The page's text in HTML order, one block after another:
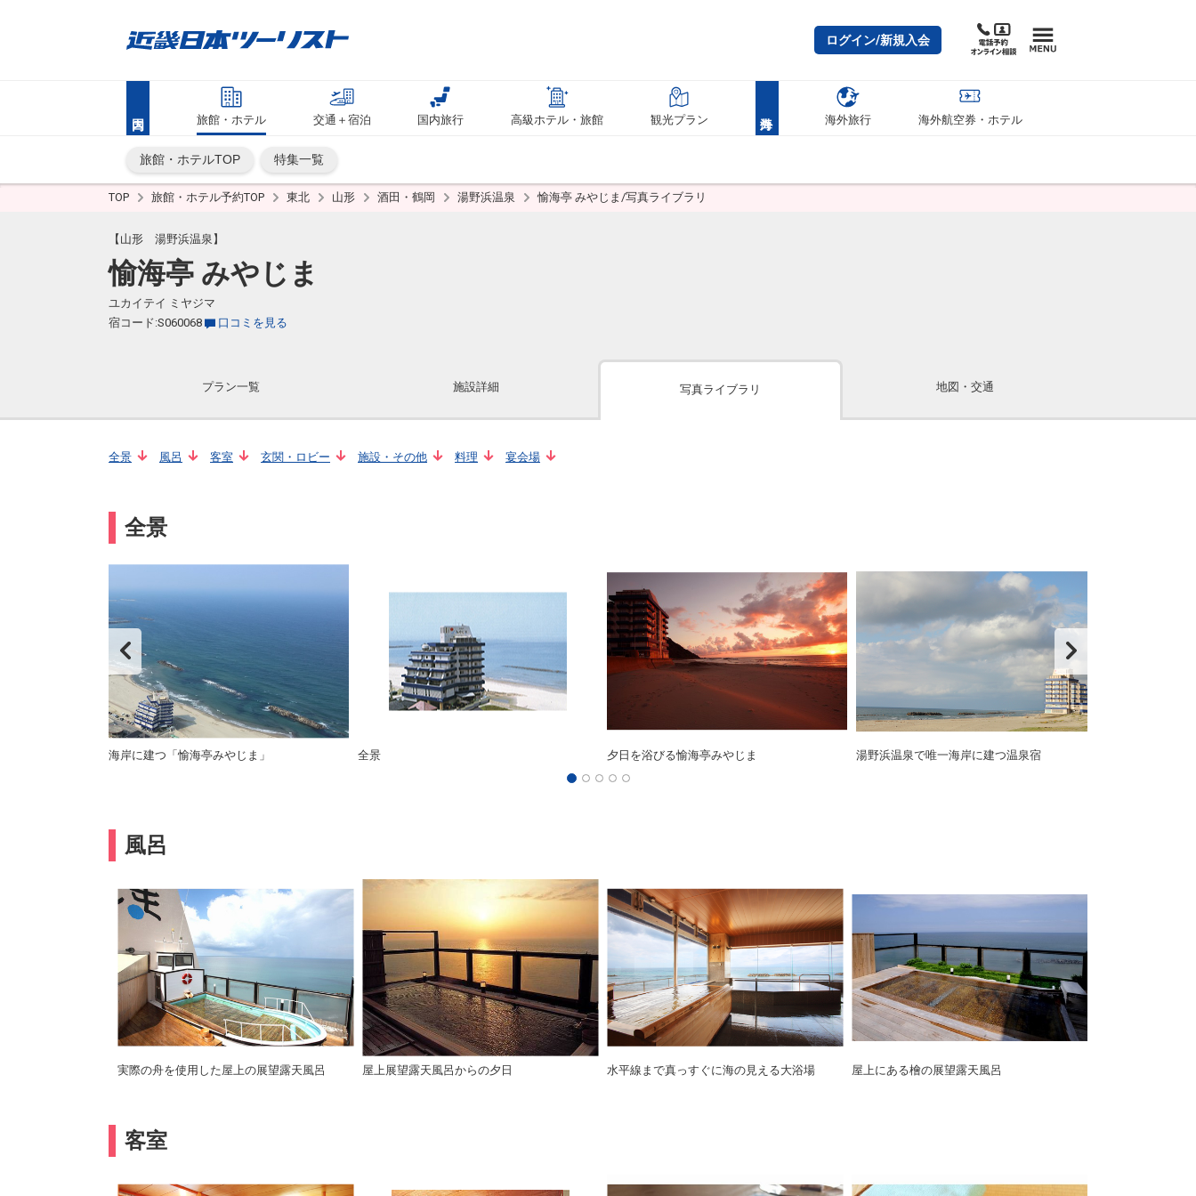
ログイン/新規入会
旅館・ホテル 交通＋宿泊 国内旅行 高級ホテル・旅館 観光プラン 海外旅行 海外航空券・ホテル
旅館・ホテルTOP 特集一覧
TOP 旅館・ホテル予約TOP 東北 山形 酒田・鶴岡 湯野浜温泉 愉海亭 みやじま/写真ライブラリ
【山形 湯野浜温泉】
愉海亭 みやじま
ユカイテイ ミヤジマ
宿コード:S060068
口コミを見る
プラン一覧 施設詳細 写真ライブラリ 地図・交通
全景 風呂 客室 玄関・ロビー 施設・その他 料理 宴会場
全景
海岸に建つ「愉海亭みやじま」 全景 夕日を浴びる愉海亭みやじま 湯野浜温泉で唯一海岸に建つ温泉宿
風呂
実際の舟を使用した屋上の展望露天風呂 屋上展望露天風呂からの夕日 水平線まで真っすぐに海の見える大浴場 屋上にある檜の展望露天風呂
客室